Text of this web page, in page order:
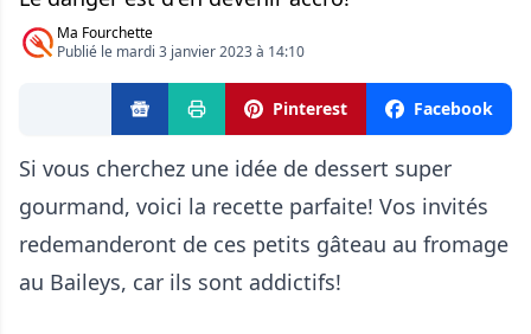
Ma Fourchette
Publié le mardi 3 janvier 2023 à 14:10
Pinterest Facebook
Si vous cherchez une idée de dessert super
gourmand, voici la recette parfaite! Vos invités
redemanderont de ces petits gâteau au fromage
au Baileys, car ils sont addictifs!